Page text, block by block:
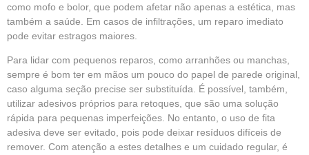
como mofo e bolor, que podem afetar não apenas a estética, mas
também a saúde. Em casos de infiltrações, um reparo imediato
pode evitar estragos maiores.
Para lidar com pequenos reparos, como arranhões ou manchas,
sempre é bom ter em mãos um pouco do papel de parede original,
caso alguma seção precise ser substituída. É possível, também,
utilizar adesivos próprios para retoques, que são uma solução
rápida para pequenas imperfeições. No entanto, o uso de fita
adesiva deve ser evitado, pois pode deixar resíduos difíceis de
remover. Com atenção a estes detalhes e um cuidado regular, é